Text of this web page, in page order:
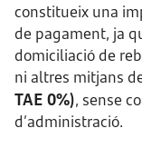
constitueix una
de pagament, ja
domiciliació de
ni altres mitjans
TAE 0%), sense
d’administració.